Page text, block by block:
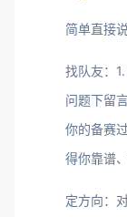
简单直接
找队友：
问题下留
你的备赛
得你靠谱
定方向：